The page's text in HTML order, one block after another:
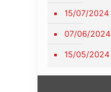
15/07/2024
07/06/2024
15/05/2024